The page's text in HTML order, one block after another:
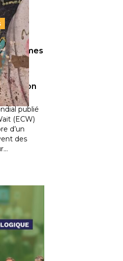
victimes
publié
(ECW)
d’un
des